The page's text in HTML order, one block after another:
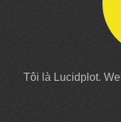
Tôi là Lucidplot.